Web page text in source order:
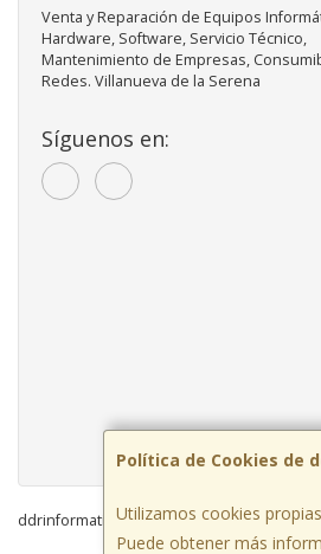
Política de Cookies de
Utilizamos cookies
Puede obtener más
Venta y Reparación de Equipos
Hardware, Software, Servicio Técnico,
Mantenimiento de Empresas,
Redes. Villanueva de la Serena
Síguenos en:
ddrinformatica.com © 2026